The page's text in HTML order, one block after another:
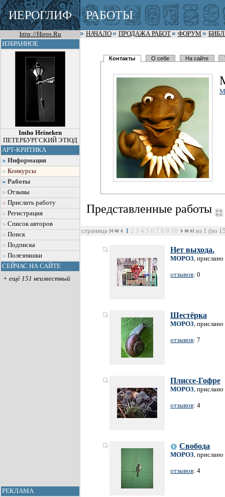
ИЕРОГЛИФ РАБОТЫ
http://Hiero.Ru НАЧАЛО ПРОДАЖА РАБОТ ФОРУМ
ИЗБРАННОЕ
Imho Heineken
ПЕТЕРБУРГСКИЙ ЭТЮД
АРТ-КРИТИКА
Информация
Конкурсы
Работы
Отзывы
Прислать работу
Регистрация
Список авторов
Поиск
Подписка
Полезняшки
СЕЙЧАС НА САЙТЕ
+ ещё 151 неизвестный
РЕКЛАМА
Контакты О себе На сайте
Представленные работы
страница 1 2 3 4 5 6 7 8 9 10 из 1 (по
Нет выхода.
MOPO3,
отзывов: 0
Шестёрка
MOPO3,
отзывов: 7
Плиссе-Гофре
MOPO3,
отзывов: 4
Свобода
MOPO3,
отзывов: 4